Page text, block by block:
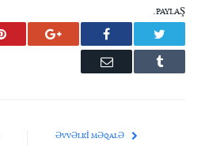
PAYLAŞ.
Facebook
Google+
Tumblr
Email